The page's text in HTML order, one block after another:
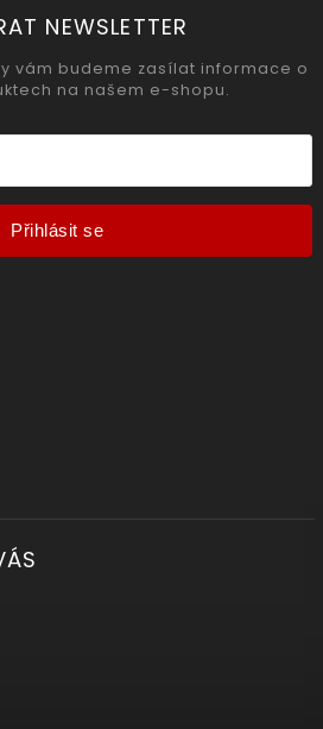
NEWSLETTER
vám budeme zasílat informace o
na našem e-shopu.
Přihlásit se